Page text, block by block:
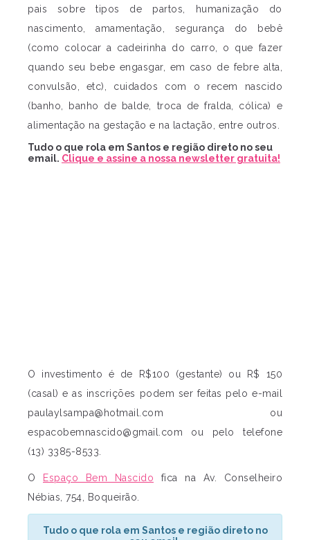
pais sobre tipos de partos, humanização do
nascimento, amamentação, segurança do bebê
(como colocar a cadeirinha do carro, o que fazer
quando seu bebe engasgar, em caso de febre alta,
convulsão, etc), cuidados com o recem nascido
(banho, banho de balde, troca de fralda, cólica) e
alimentação na gestação e na lactação, entre outros.
Tudo o que rola em Santos e região direto no seu
email. Clique e assine a nossa newsletter gratuita!
O investimento é de R$100 (gestante) ou R$ 150
(casal) e as inscrições podem ser feitas pelo e-mail
paulaylsampa@hotmail.com ou
espacobemnascido@gmail.com ou pelo telefone
(13) 3385-8533.
O Espaço Bem Nascido fica na Av. Conselheiro
Nébias, 754, Boqueirão.
Tudo o que rola em Santos e região direto no